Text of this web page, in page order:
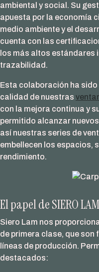
ambiental y social. Su
apuesta por la economía
medio ambiente y el
cuenta con las
los más altos estándares
trazabilidad.
Esta colaboración ha
calidad de nuestras
con la mejora continua y
permitido alcanzar
así nuestras series de
embellecen los espacios,
rendimiento.
El papel de SIERO LAM
Siero Lam nos
de primera clase, que
líneas de producción.
destacados: